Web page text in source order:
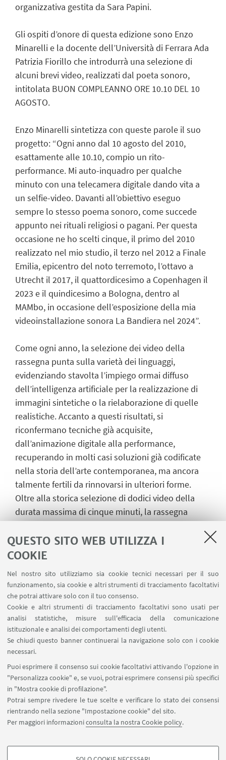
QUESTO SITO WEB UTILIZZA I
COOKIE
Nel nostro sito utilizziamo sia cookie tecnici necessari per il suo
funzionamento, sia cookie e altri strumenti di tracciamento facoltativi
che potrai attivare solo con il tuo consenso.
Cookie e altri strumenti di tracciamento facoltativi sono usati per
analisi statistiche, misure sull'efficacia della comunicazione
istituzionale e analisi dei comportamenti degli utenti.
Se chiudi questo banner continuerai la navigazione solo con i cookie
necessari.
Puoi esprimere il consenso sui cookie facoltativi attivando l'opzione in
"Personalizza cookie" e, se vuoi, potrai esprimere consensi più specifici
in "Mostra cookie di profilazione".
Potrai sempre rivedere le tue scelte e verificare lo stato dei consensi
rientrando nella sezione "Impostazione cookie" del sito.
Per maggiori informazioniconsulta la nostra Cookie policy.
organizzativa gestita da Sara Papini.
Gli ospiti d’onore di questa edizione sono Enzo
Minarelli e la docente dell’Università di Ferrara Ada
Patrizia Fiorillo che introdurrà una selezione di
alcuni brevi video, realizzati dal poeta sonoro,
intitolata BUON COMPLEANNO ORE 10.10 DEL 10
AGOSTO.
Enzo Minarelli sintetizza con queste parole il suo
progetto: “Ogni anno dal 10 agosto del 2010,
esattamente alle 10.10, compio un rito-
performance. Mi auto-inquadro per qualche
minuto con una telecamera digitale dando vita a
un selfie-video. Davanti all’obiettivo eseguo
sempre lo stesso poema sonoro, come succede
appunto nei rituali religiosi o pagani. Per questa
occasione ne ho scelti cinque, il primo del 2010
realizzato nel mio studio, il terzo nel 2012 a Finale
Emilia, epicentro del noto terremoto, l’ottavo a
Utrecht il 2017, il quattordicesimo a Copenhagen il
2023 e il quindicesimo a Bologna, dentro al
MAMbo, in occasione dell’esposizione della mia
videoinstallazione sonora La Bandiera nel 2024”.
Come ogni anno, la selezione dei video della
rassegna punta sulla varietà dei linguaggi,
evidenziando stavolta l’impiego ormai diffuso
dell’intelligenza artificiale per la realizzazione di
immagini sintetiche o la rielaborazione di quelle
realistiche. Accanto a questi risultati, si
riconfermano tecniche già acquisite,
dall’animazione digitale alla performance,
recuperando in molti casi soluzioni già codificate
nella storia dell’arte contemporanea, ma ancora
talmente fertili da rinnovarsi in ulteriori forme.
Oltre alla storica selezione di dodici video della
durata massima di cinque minuti, la rassegna
denominata EXTENDED VYB riservata a tre opere di
durata estesa che attestano ulteriori orientamenti
IN EVIDENZA
Locandina[ .jpg 1463Kb ]
Videoart Yearbook 2026
Instagram Videoart Yearbook 2026